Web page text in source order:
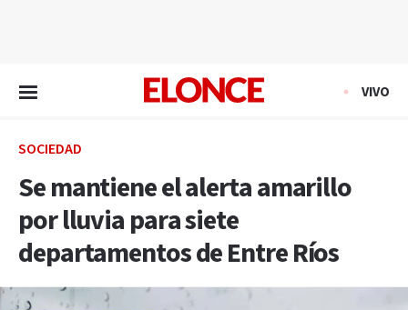
VIVO
SOCIEDAD
Se mantiene el alerta amarillo
por lluvia para siete
departamentos de Entre Ríos